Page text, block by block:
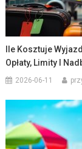
Ile Kosztuje
Opłaty, Limity I
2026-06-11